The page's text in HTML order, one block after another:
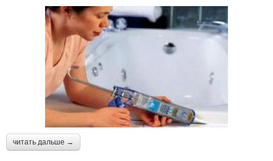
читать дальше →